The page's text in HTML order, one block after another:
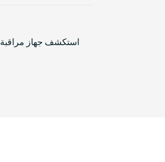
استكشف جهاز مراقبة IAQ هذا بمزيد من التفصيل ->